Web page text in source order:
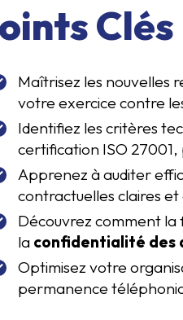
Clés
Maîtrisez les nouvelles
votre exercice contre
Identifiez les critères
certification ISO
Apprenez à auditer
contractuelles claires et
Découvrez comment
la confidentialité des
Optimisez votre
permanence